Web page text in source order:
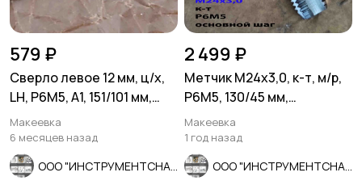
579 ₽
Сверло левое 12 мм, ц/х,
LH, Р6М5, А1, 151/101 мм,
ГОСТ 10902-77.
Макеевка
6 месяцев назад
2 499 ₽
Метчик М24х3,0, к-т, м/р,
Р6М5, 130/45 мм,
основной шаг,
шлифованный.
Макеевка
1 год назад